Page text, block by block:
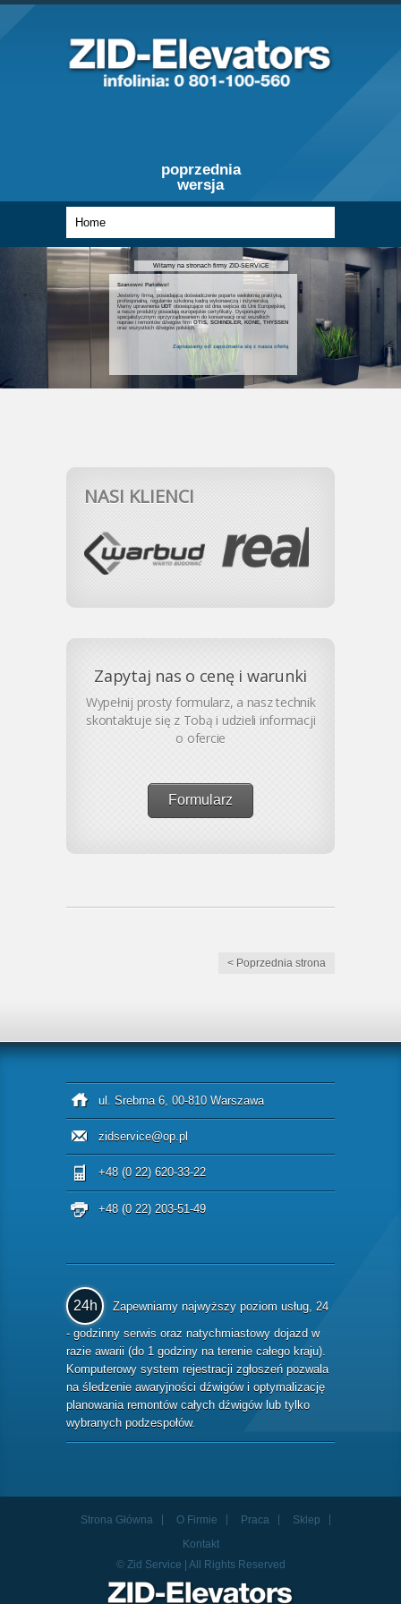
poprzednia
wersja
Witamy na stronach firmy ZID-SERVICE
Szanowni Państwo!
Jesteśmy firmą, posiadającą doświadczenie poparte wieloletnią praktyką,
profesjonalną, regularnie szkoloną kadrą wykonawczą i inżynierską.
Mamy uprawnieniaUDT obowiązujące od dnia wejścia do Unii Europejskiej,
a nasze produkty posiadają europejskie certyfikaty. Dysponujemy
specjalistycznym oprzyrządowaniem do konserwacji oraz wszelkich
napraw i remontów dźwigów firmOTIS, SCHINDLER, KONE, THYSSEN
oraz wszystkich dźwigów polskich.
Zapraszamy od zapoznania się z nasza ofertą
NASI KLIENCI
Zapytaj nas o cenę i warunki
Wypełnij prosty formularz, a nasz technik
skontaktuje się z Tobą i udzieli informacji
o ofercie
Formularz
< Poprzednia strona
ul. Srebrna 6, 00-810 Warszawa
zidservice@op.pl
+48 (0 22) 620-33-22
+48 (0 22) 203-51-49
24h
Zapewniamy najwyższy poziom usług, 24
- godzinny serwis oraz natychmiastowy dojazd w
razie awarii (do 1 godziny na terenie całego kraju).
Komputerowy system rejestracji zgłoszeń pozwala
na śledzenie awaryjności dźwigów i optymalizację
planowania remontów całych dźwigów lub tylko
wybranych podzespołów.
Strona Główna O Firmie Praca
Sklep
Kontakt
© Zid Service | All Rights Reserved